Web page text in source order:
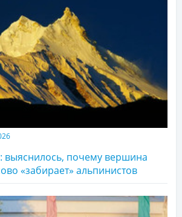
выяснилось, почему вершина
«забирает» альпинистов